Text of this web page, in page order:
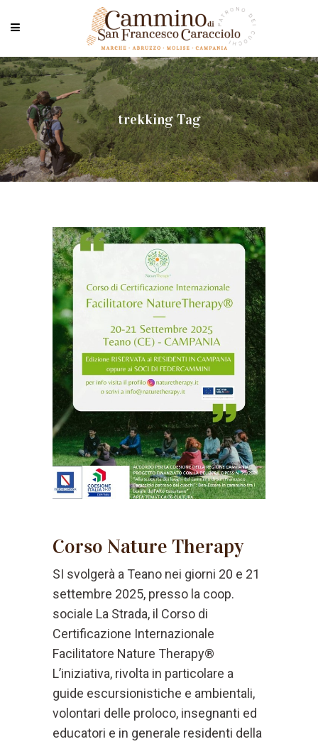
trekking Tag
Corso Nature Therapy
SI svolgerà a Teano nei giorni 20 e 21
settembre 2025, presso la coop.
sociale La Strada, il Corso di
Certificazione Internazionale
Facilitatore Nature Therapy®
L’iniziativa, rivolta in particolare a
guide escursionistiche e ambientali,
volontari delle proloco, insegnanti ed
educatori e in generale residenti della